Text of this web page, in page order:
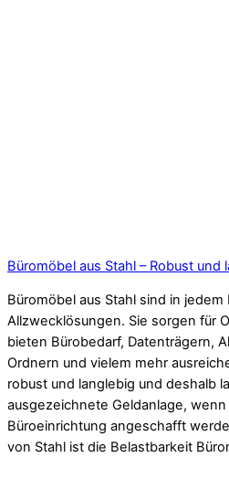
Büromöbel aus Stahl – Robust und
Büromöbel aus Stahl sind in
Allzwecklösungen. Sie sorgen für
bieten Bürobedarf, Datenträgern,
Ordnern und vielem mehr
robust und langlebig und deshalb
ausgezeichnete Geldanlage,
Büroeinrichtung angeschafft
von Stahl ist die Belastbarkeit